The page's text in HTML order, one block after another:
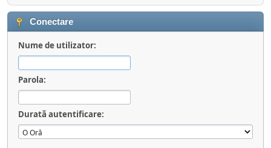
Conectare
Nume de utilizator:
Parola:
Durată autentificare: